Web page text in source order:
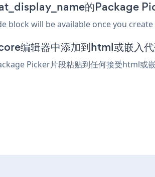
的Package
block will be available once you
编辑器中添加到html或嵌入
Picker片段粘贴到任何接受html或